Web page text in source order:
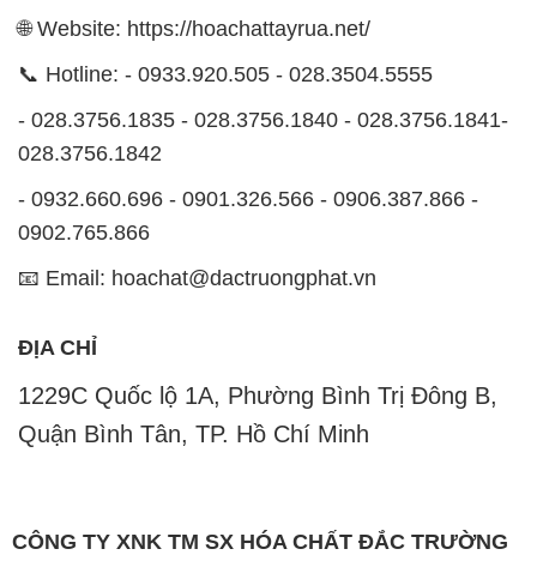
🌐 Website: https://hoachattayrua.net/
📞 Hotline: - 0933.920.505 - 028.3504.5555
- 028.3756.1835 - 028.3756.1840 - 028.3756.1841-
028.3756.1842
- 0932.660.696 - 0901.326.566 - 0906.387.866 -
0902.765.866
📧 Email: hoachat@dactruongphat.vn
ĐỊA CHỈ
1229C Quốc lộ 1A, Phường Bình Trị Đông B,
Quận Bình Tân, TP. Hồ Chí Minh
CÔNG TY XNK TM SX HÓA CHẤT ĐẮC TRƯỜNG